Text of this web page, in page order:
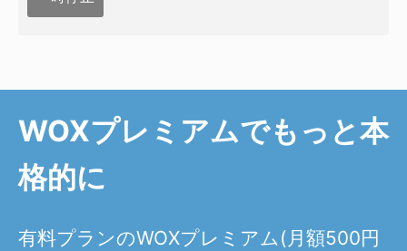
WOXプレミアムでもっと本
格的に
有料プランのWOXプレミアム(月額500円